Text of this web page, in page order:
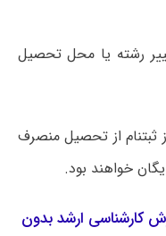
رشته یا محل تحصیل
ثبتنام از تحصیل منصرف
خواهند بود.
کارشناسی ارشد بدون